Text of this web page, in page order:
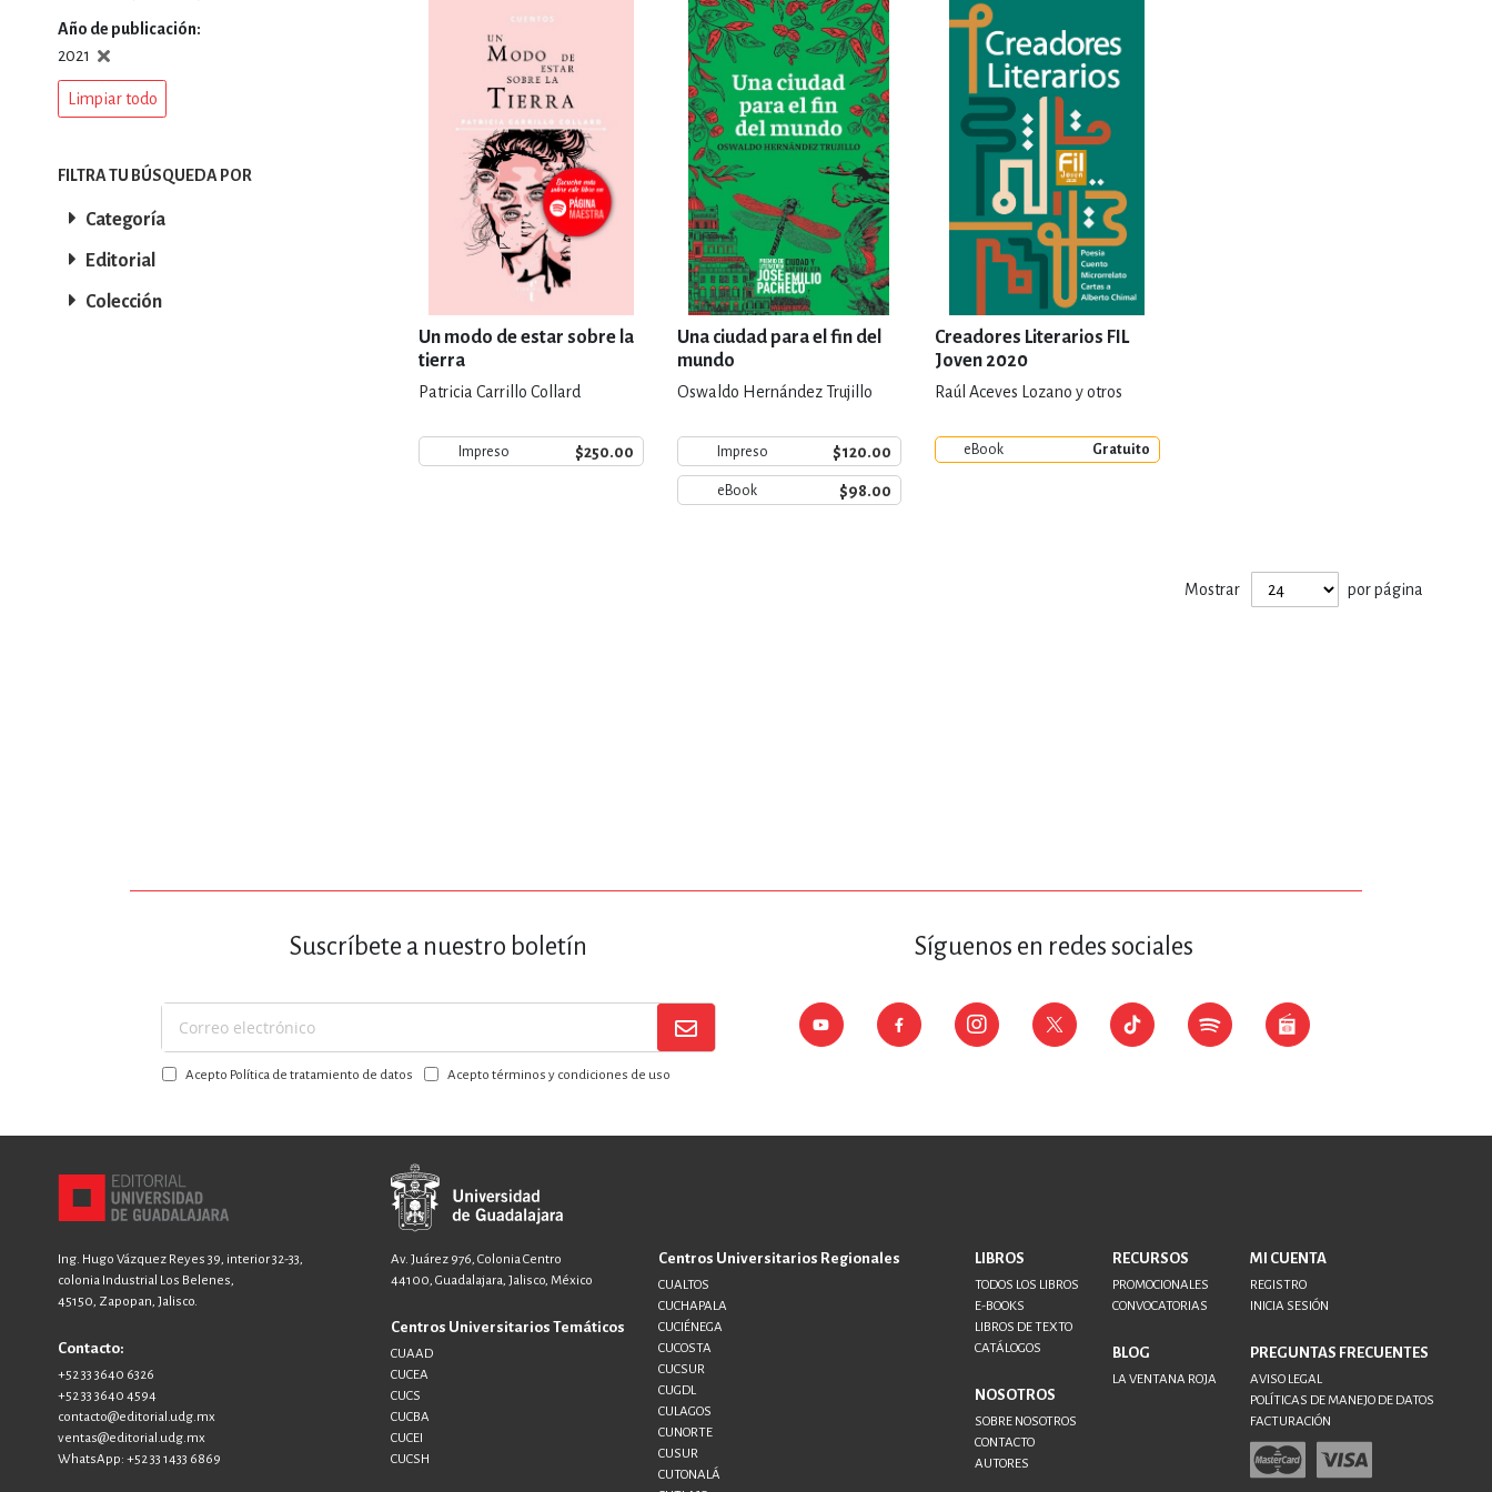
DEPORTES Y ACTIVIDADES DE OCIO AL AIRE LIBRE DERECHO
ECONOMÍA, FINANZAS, EMPRESA Y GESTIÓN
ESTILOS DE VIDA, AFICIONES Y OCIO FICCIÓN Y TEMAS AFINES
FILOSOFÍA Y RELIGIÓN HISTORIA Y ARQUEOLOGÍA
INFANTILES, JUVENILES Y DIDÁCTICOS LENGUAJE Y LINGÜÍSTICA
MEDICINA, ENFERMERÍA, VETERINARIA
NOVELA GRÁFICA, LIBROS DE CÓMICS, DIBUJOS ANIMADOS
TECNOLOGÍA, INGENIERÍA, AGRICULTURA
Un modo de estar sobre la
tierra
Patricia Carrillo Collard
Impreso $250.00
Una ciudad para el fin del
mundo
Oswaldo Hernández Trujillo
Impreso $120.00
eBook $98.00
Creadores Literarios FIL
Joven 2020
Raúl Aceves Lozano y otros
eBook Gratuito
Mostrar por página
Año de publicación
2021
Limpiar todo
FILTRA TU BÚSQUEDA POR
Categoría
Editorial
Colección
Suscríbete a nuestro boletín
Suscríbase
a
nuestroAcepto Política de tratamiento de datos Acepto términos y condiciones de uso
Síguenos en redes sociales
Ing. Hugo Vázquez Reyes 39, interior 32-33,
colonia Industrial Los Belenes,
45150, Zapopan, Jalisco.
Contacto:
+52 33 3640 6326
+52 33 3640 4594
contacto@editorial.udg.mx
ventas@editorial.udg.mx
WhatsApp: +52 33 1433 6869
Av. Juárez 976, Colonia Centro
44100, Guadalajara, Jalisco, México
Centros Universitarios Temáticos
CUAAD
CUCEA
CUCS
CUCBA
CUCEI
CUCSH
Centros Universitarios Regionales
CUALTOS
CUCHAPALA
CUCIÉNEGA
CUCOSTA
CUCSUR
CUGDL
CULAGOS
CUNORTE
CUSUR
CUTONALÁ
LIBROS
TODOS LOS LIBROS
E-BOOKS
LIBROS DE TEXTO
CATÁLOGOS
NOSOTROS
SOBRE NOSOTROS
CONTACTO
AUTORES
RECURSOS
PROMOCIONALES
CONVOCATORIAS
BLOG
LA VENTANA ROJA
MI CUENTA
REGISTRO
INICIA SESIÓN
PREGUNTAS FRECUENTES
AVISO LEGAL
POLÍTICAS DE MANEJO DE DATOS
FACTURACIÓN